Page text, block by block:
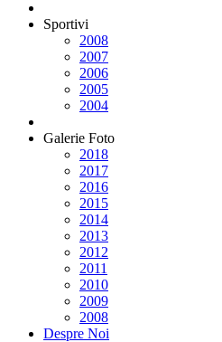
Sportivi
2008
2007
2006
2005
2004
Galerie Foto
2018
2017
2016
2015
2014
2013
2012
2011
2010
2009
2008
Despre Noi